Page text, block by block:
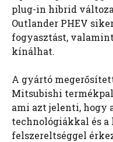
plug-in hibrid
Outlander PHEV
fogyasztást,
kínálhat.
A gyártó
Mitsubishi
ami azt jelenti, hogy
technológiákkal és a
felszereltséggel